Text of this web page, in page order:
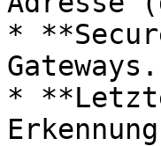
*
Gateways.
*